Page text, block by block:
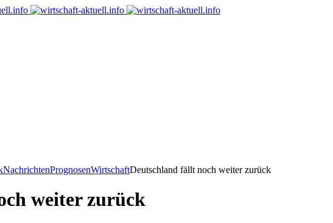
NachrichtenPrognosenWirtschaftDeutschland fällt noch weiter zurück
weiter zurück